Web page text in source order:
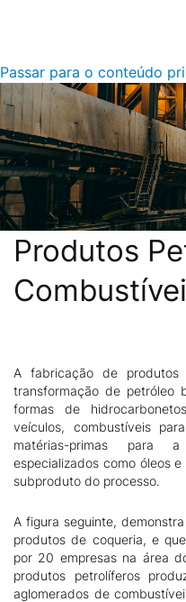
Passar para o conteúdo
Produtos
Descrição
A fabricação de produtos
transformação de petróleo
formas de
veículos, combustíveis
matérias-primas para
especializados como óleos
subproduto do processo.
A figura seguinte,
produtos de coqueria, e
por 20 empresas na área
produtos petrolíferos
aglomerados de